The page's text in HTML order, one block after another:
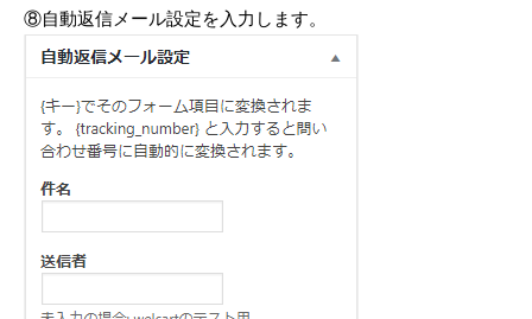
⑧自動返信メール設定を入力します。